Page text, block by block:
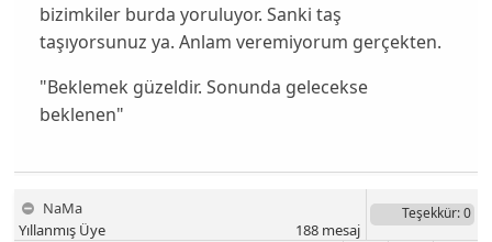
bizimkiler burda yoruluyor. Sanki taş
taşıyorsunuz ya. Anlam veremiyorum gerçekten.
"Beklemek güzeldir. Sonunda gelecekse
beklenen"
NaMa
Yıllanmış Üye
Teşekkür: 0
188mesaj